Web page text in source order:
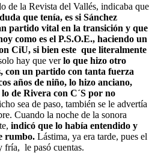
de la Revista del Vallés, indicaba que
que tenía, es si Sánchez
partido vital en la transición y que
como es el P.S.O.E., haciendo un
CiU, si bien este que literalmente
hay que verlo que hizo otro
con un partido con tanta fuerza
años de niño, lo hizo anciano,
de Rivera con C´S por no
sea de paso, también se le advertía
Cuando la noche de la sonora
indicó que lo había entendido y
rumbo. Lástima, ya era tarde, pues el
fría, le pasó cuentas.